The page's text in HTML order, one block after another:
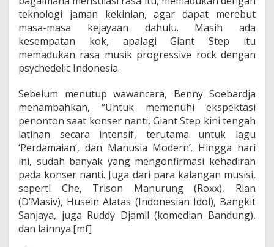
teknologi jaman kekinian, agar dapat merebut
masa-masa kejayaan dahulu. Masih ada
kesempatan kok, apalagi Giant Step itu
memadukan rasa musik progressive rock dengan
psychedelic Indonesia.
Sebelum menutup wawancara, Benny Soebardja
menambahkan, “Untuk memenuhi ekspektasi
penonton saat konser nanti, Giant Step kini tengah
latihan secara intensif, terutama untuk lagu
‘Perdamaian’, dan Manusia Modern’. Hingga hari
ini, sudah banyak yang mengonfirmasi kehadiran
pada konser nanti. Juga dari para kalangan musisi,
seperti Che, Trison Manurung (Roxx), Rian
(D’Masiv), Husein Alatas (Indonesian Idol), Bangkit
Sanjaya, juga Ruddy Djamil (komedian Bandung),
dan lainnya.[mf]